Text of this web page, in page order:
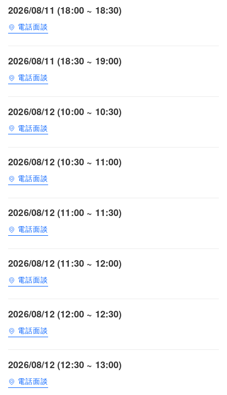
2026/08/11 (18:00 ~ 18:30)
電話面談
2026/08/11 (18:30 ~ 19:00)
電話面談
2026/08/12 (10:00 ~ 10:30)
電話面談
2026/08/12 (10:30 ~ 11:00)
電話面談
2026/08/12 (11:00 ~ 11:30)
電話面談
2026/08/12 (11:30 ~ 12:00)
電話面談
2026/08/12 (12:00 ~ 12:30)
電話面談
2026/08/12 (12:30 ~ 13:00)
電話面談